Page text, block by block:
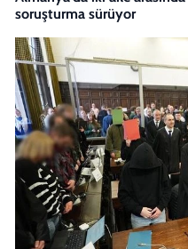
soruşturma sürüyor